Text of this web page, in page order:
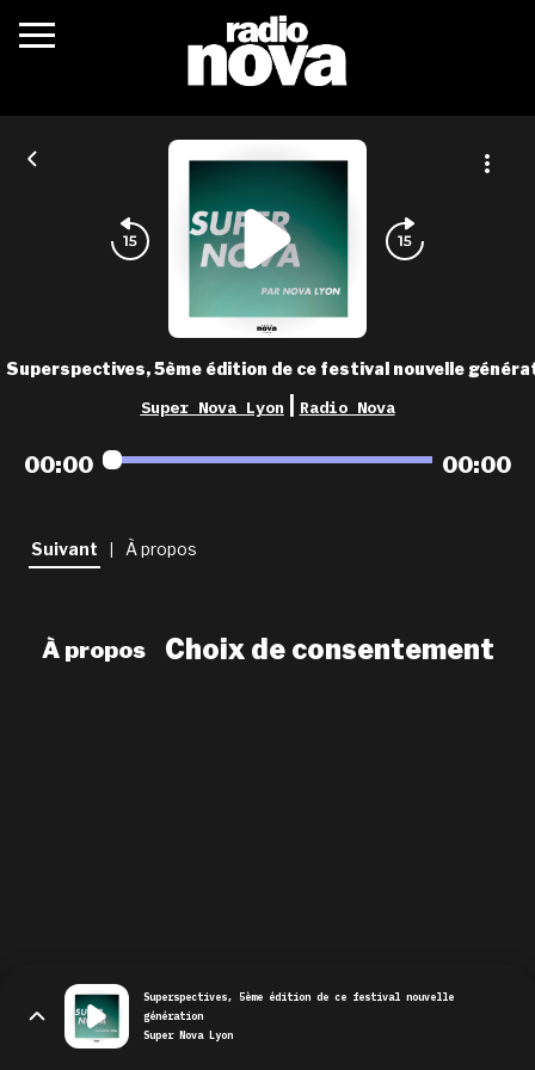
c’était quoi ?
podcasts
nova aime
les grilles
playlists
newsletter
Superspectives, 5ème édition de ce festival nouvelle
Super Nova Lyon Radio Nova
00:00 00:00
Suivant À propos
À propos Choix de consentement
Superspectives, 5ème édition de ce festival nouvelle
génération
Super Nova Lyon